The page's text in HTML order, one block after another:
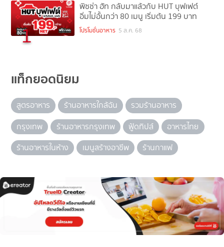
1
พิซซ่า ฮัท กลับมาแล้วกับ HUT บุฟเฟต์
อิ่มไม่อั้นกว่า 80 เมนู เริ่มต้น 199 บาท
โปรโมชั่นอาหาร 5 ส.ค. 68
แท็กยอดนิยม
สูตรอาหาร ร้านอาหารใกล้ฉัน
รวมร้านอาหาร
กรุงเทพ
ร้านอาหารกรุงเทพ ฟู้ดทิปส์
อาหารไทย
ร้านอาหารในห้าง
เมนูสร้างอาชีพ ร้านกาแฟ